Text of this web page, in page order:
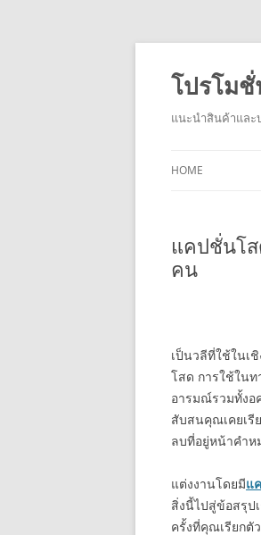
โปรโม
แนะนำสินค้าและ
HOME
แคปชั่นโ
คน
เป็นวลีที่ใช้ในเ
โสด การใช้ในท
อารมณ์รวมทั้งอ
สับสนคุณเคยเรี
ลบที่อยู่หน้าคำห
แต่งงานโดยมีแ
สิ่งนี้ไปสู่ข้อสรุ
ครั้งที่คุณเรียกตั